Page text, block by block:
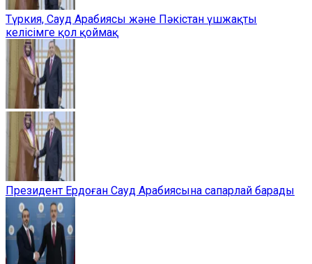
Түркия, Сауд Арабиясы және Пәкістан үшжақты
келісімге қол қоймақ
Президент Ердоған Сауд Арабиясына сапарлай барады